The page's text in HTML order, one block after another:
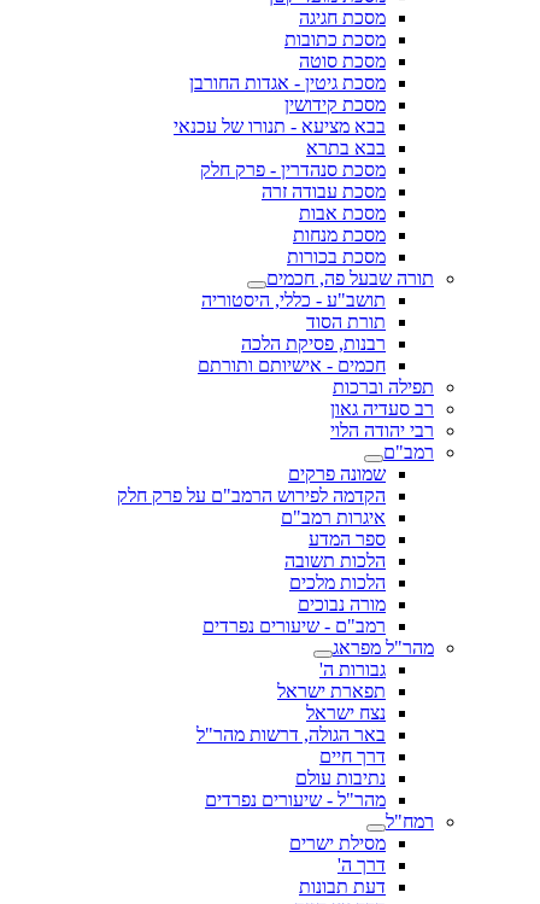
מסכת חגיגה
מסכת כתובות
מסכת סוטה
מסכת גיטין - אגדות החורבן
מסכת קידושין
בבא מציעא - תנורו של עכנאי
בבא בתרא
מסכת סנהדרין - פרק חלק
מסכת עבודה זרה
מסכת אבות
מסכת מנחות
מסכת בכורות
תורה שבעל פה, חכמים
תושב"ע - כללי, היסטוריה
תורת הסוד
רבנות, פסיקת הלכה
חכמים - אישיותם ותורתם
תפילה וברכות
רב סעדיה גאון
רבי יהודה הלוי
רמב"ם
שמונה פרקים
הקדמה לפירוש הרמב"ם על פרק חלק
איגרות רמב"ם
ספר המדע
הלכות תשובה
הלכות מלכים
מורה נבוכים
רמב"ם - שיעורים נפרדים
מהר"ל מפראג
גבורות ה'
תפארת ישראל
נצח ישראל
באר הגולה, דרשות מהר"ל
דרך חיים
נתיבות עולם
מהר"ל - שיעורים נפרדים
רמח"ל
מסילת ישרים
דרך ה'
דעת תבונות